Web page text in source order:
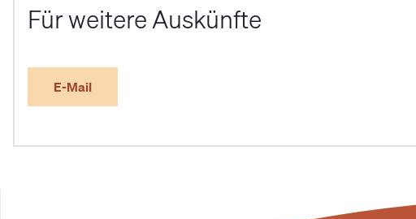
Für weitere Auskünfte
E-Mail